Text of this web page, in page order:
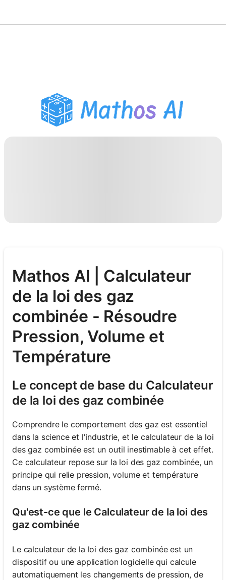
Assistant Devoirs PDF
Outils d'étude
Mathos AI | Calculateur
de la loi des gaz
combinée - Résoudre
Pression, Volume et
Température
Le concept de base du Calculateur
de la loi des gaz combinée
Comprendre le comportement des gaz est essentiel
dans la science et l'industrie, et le calculateur de la loi
des gaz combinée est un outil inestimable à cet effet.
Ce calculateur repose sur la loi des gaz combinée, un
principe qui relie pression, volume et température
dans un système fermé.
Qu'est-ce que le Calculateur de la loi des
gaz combinée
Le calculateur de la loi des gaz combinée est un
dispositif ou une application logicielle qui calcule
automatiquement les changements de pression, de